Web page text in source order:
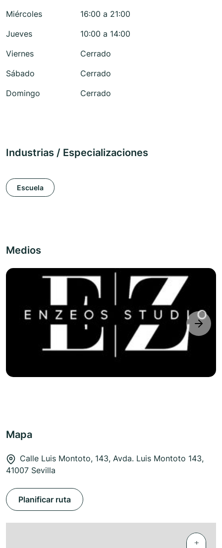
Miércoles
16:00 a 21:00
Jueves
10:00 a 14:00
Viernes
Cerrado
Sábado
Cerrado
Domingo
Cerrado
Industrias / Especializaciones
Escuela
Medios
next
Mapa
Calle Luis Montoto, 143, Avda. Luis Montoto 143,
41007 Sevilla
Planificar ruta
+